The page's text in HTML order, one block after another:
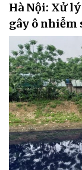
Hà Nội: Xử
gây ô nhiễm